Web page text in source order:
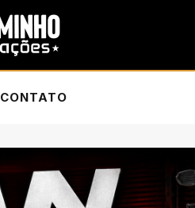
CONTATO